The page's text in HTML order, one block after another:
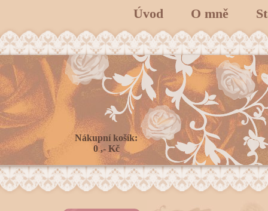
Úvod O mně
Nákupní košík:
0 ,- Kč